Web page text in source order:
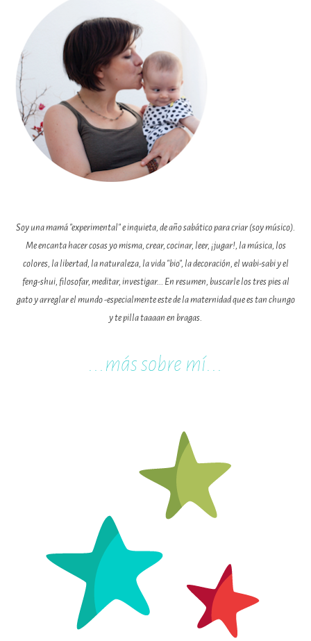
Soy una mamá "experimental" e inquieta, de año sabático para criar (soy músico).
Me encanta hacer cosas yo misma, crear, cocinar, leer, ¡jugar!, la música, los
colores, la libertad, la naturaleza, la vida "bio", la decoración, el wabi-sabi y el
feng-shui, filosofar, meditar, investigar... En resumen, buscarle los tres pies al
gato y arreglar el mundo -especialmente este de la maternidad que es tan chungo
y te pilla taaaan en bragas.
...más sobre mí...